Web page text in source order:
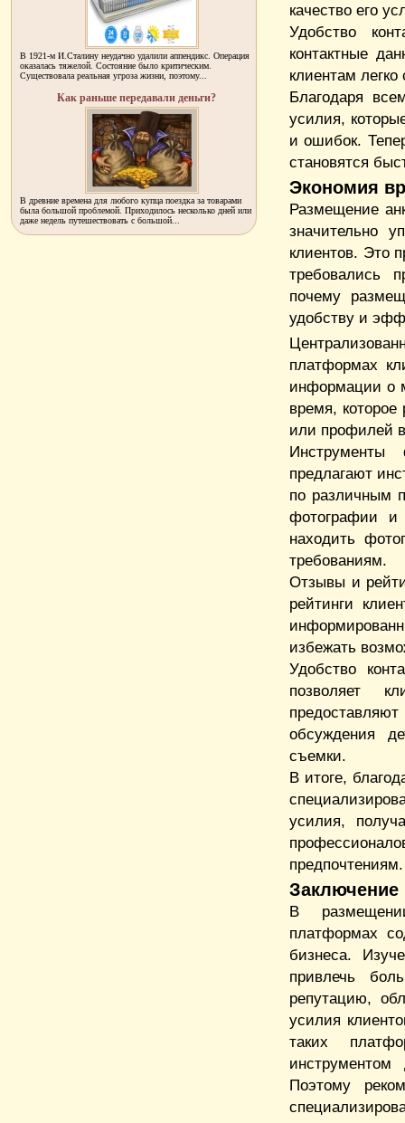
качество его
Удобство
контактные
клиентам
Благодаря
усилия,
и ошибок.
становятся
Экономия
Размещение
значительно
клиентов. Это
требовались
почему
удобству и
платформах
информации о
время,
или профилей
предлагают
по различным
фотографии и
находить
требованиям.
Отзывы и
рейтинги
избежать
Удобство
позволяет
обсуждения
съемки.
В итоге,
усилия,
предпочтениям.
Заключение
В
платформах
бизнеса.
привлечь
репутацию,
усилия
таких
Поэтому
В 1921-м И.Сталину неудачно удалили аппендикс. Операция
оказалась тяжелой. Состояние было критическим.
Существовала реальная угроза жизни, поэтому...
Как раньше передавали деньги?
В древние времена для любого купца поездка за товарами
была большой проблемой. Приходилось несколько дней или
даже недель путешествовать с большой...